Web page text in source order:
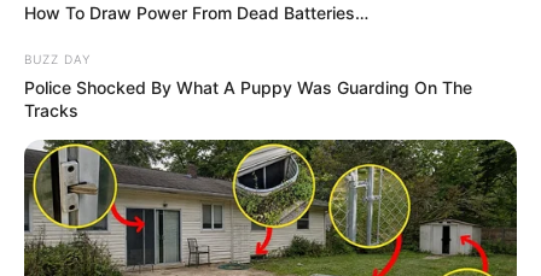
How To Draw Power From Dead Batteries…
BUZZ DAY
Police Shocked By What A Puppy Was Guarding On The
Tracks